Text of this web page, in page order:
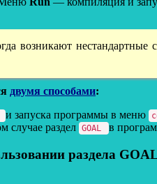
возникают нестандартные
двумя способами:
и запуска программы в меню
случае раздел GOAL в
раздела